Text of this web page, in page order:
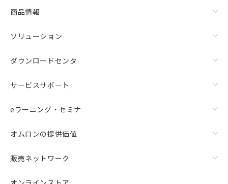
商品情報
ソリューション
ダウンロードセンタ
サービスサポート
eラーニング・セミナ
オムロンの提供価値
販売ネットワーク